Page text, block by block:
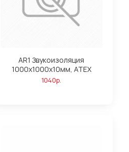
AR1 Звукоизоляция
1000х1000х10мм, АТЕХ
1040р.